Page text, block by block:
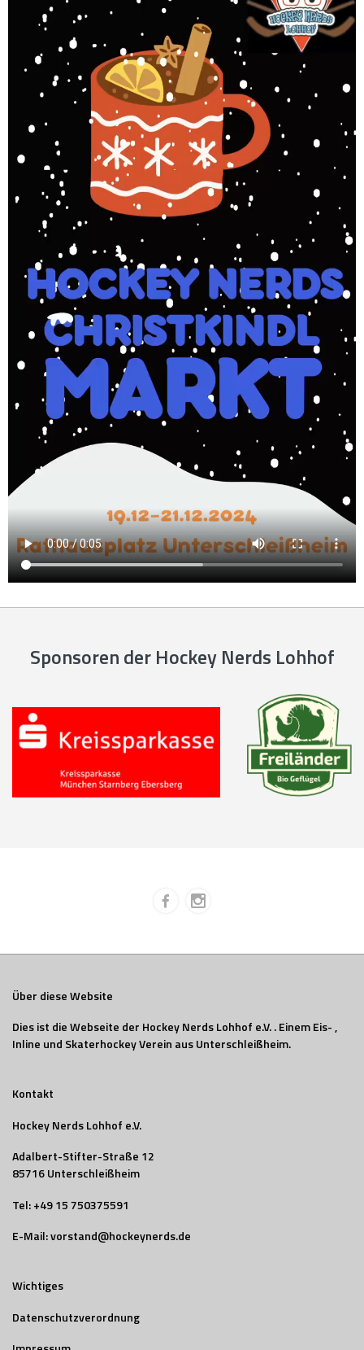
Sponsoren der Hockey Nerds Lohhof
Über diese Website
Dies ist die Webseite der Hockey Nerds Lohhof e.V. . Einem Eis- ,
Inline und Skaterhockey Verein aus Unterschleißheim.
Kontakt
Hockey Nerds Lohhof e.V.
Adalbert-Stifter-Straße 12
85716 Unterschleißheim
Tel:+49 15 750375591
E-Mail:vorstand@hockeynerds.de
Wichtiges
Datenschutzverordnung